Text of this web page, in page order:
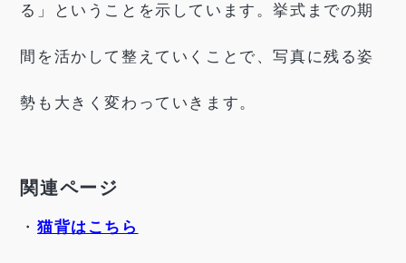
る」ということを示しています。挙式までの期
間を活かして整えていくことで、写真に残る姿
勢も大きく変わっていきます。
関連ページ
・ 猫背はこちら